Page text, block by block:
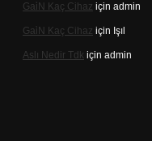
Gai̇N Kaç Cihaz için admin
Gai̇N Kaç Cihaz için Işıl
Aslı Nedir Tdk için admin